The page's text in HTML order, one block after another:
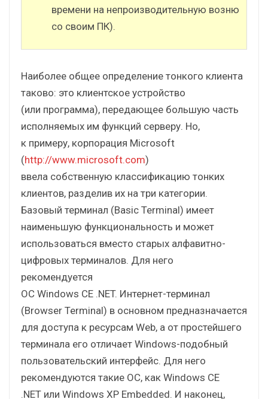
времени на непроизводительную возню
со своим ПК).
Наиболее общее определение тонкого клиента
таково: это клиентское устройство
(или программа), передающее большую часть
исполняемых им функций серверу. Но,
к примеру, корпорация Microsoft
(http://www.microsoft.com)
ввела собственную классификацию тонких
клиентов, разделив их на три категории.
Базовый терминал (Basic Terminal) имеет
наименьшую функциональность и может
использоваться вместо старых алфавитно-
цифровых терминалов. Для него
рекомендуется
ОС Windows CE .NET. Интернет-терминал
(Browser Terminal) в основном предназначается
для доступа к ресурсам Web, а от простейшего
терминала его отличает Windows-подобный
пользовательский интерфейс. Для него
рекомендуются такие ОС, как Windows CE
.NET или Windows XP Embedded. И наконец,